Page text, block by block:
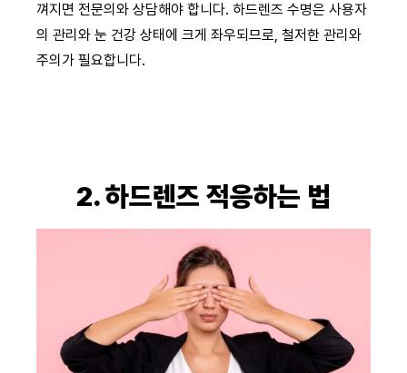
껴지면 전문의와 상담해야 합니다. 하드렌즈 수명은 사용자
의 관리와 눈 건강 상태에 크게 좌우되므로, 철저한 관리와
주의가 필요합니다.
2. 하드렌즈 적응하는 법